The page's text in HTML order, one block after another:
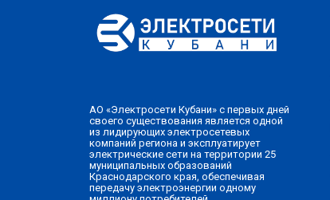
АО «Электросети Кубани» с первых дней
своего существования является одной
из лидирующих электросетевых
компаний региона и эксплуатирует
электрические сети на территории 25
муниципальных образований
Краснодарского края, обеспечивая
передачу электроэнергии одному